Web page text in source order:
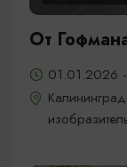
От
01.01.2026